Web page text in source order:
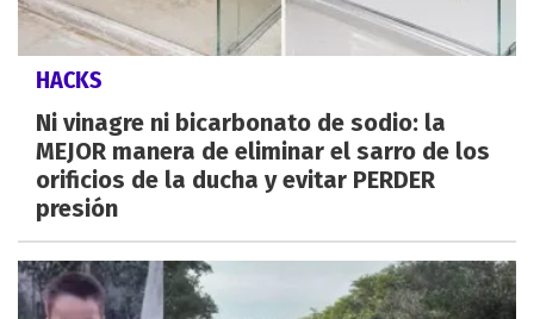
HACKS
Ni vinagre ni bicarbonato de sodio: la
MEJOR manera de eliminar el sarro de los
orificios de la ducha y evitar PERDER
presión